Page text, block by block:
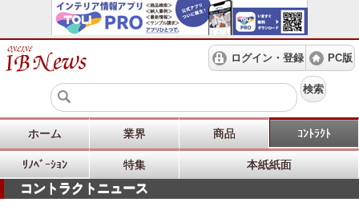
ログイン・登録 PC版
検索
ホーム 業界 商品 ｺﾝﾄﾗｸﾄ
ﾘﾉﾍﾞｰｼｮﾝ 特集 本紙紙面
コントラクトニュース